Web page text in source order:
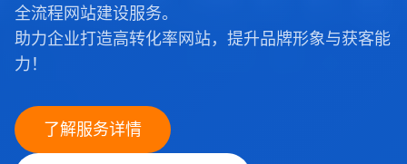
全流程网站建设服务。
助力企业打造高转化率网站，提升品牌形象与获客能
力！
了解服务详情